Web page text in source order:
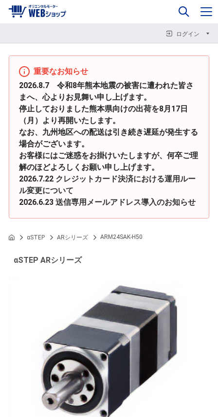
企業情報
ログイン
カート 0
重要なお知らせ
2026.8.7 令和8年熊本地震の被害に遭われた皆さ
まへ、心よりお見舞い申し上げます。
停止しておりました熊本県向けの出荷を8月17日
（月）より再開いたします。
なお、九州地区への配送は引き続き遅延が発生する
場合がございます。
お客様にはご迷惑をお掛けいたしますが、何卒ご理
解のほどよろしくお願い申し上げます。
2026.7.22 クレジットカード決済における運用ルー
ル変更について
2026.6.23 送信専用メールアドレス導入のお知らせ
αSTEP ARシリーズ ARM24SAK-H50
αSTEP ARシリーズ